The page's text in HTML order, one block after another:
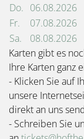
Do. 06.08.2026
Fr.
07.08.2026
Sa.
08.08.2026
Karten gibt es
Ihre Karten ganz
- Klicken Sie auf
unsere
direkt an uns
- Schreiben Sie